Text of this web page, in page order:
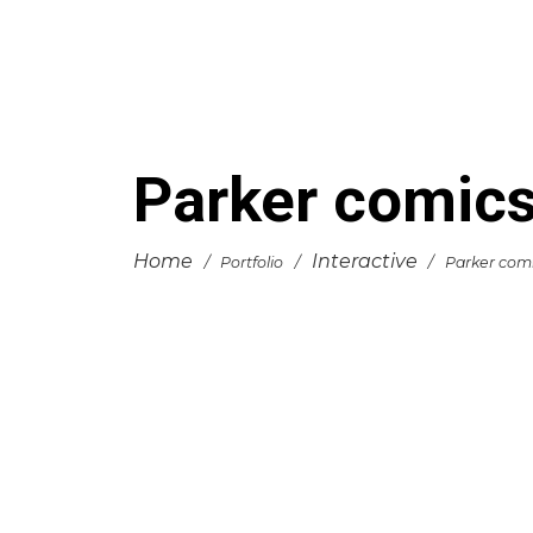
Parker
Home / Portfolio / Interactive / Parker